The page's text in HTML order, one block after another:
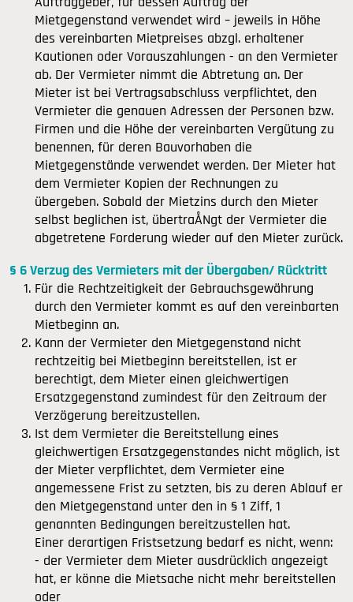
Mietgegenstand verwendet wird – jeweils in Höhe
des vereinbarten Mietpreises abzgl. erhaltener
Kautionen oder Vorauszahlungen - an den Vermieter
ab. Der Vermieter nimmt die Abtretung an. Der
Mieter ist bei Vertragsabschluss verpflichtet, den
Vermieter die genauen Adressen der Personen bzw.
Firmen und die Höhe der vereinbarten Vergütung zu
benennen, für deren Bauvorhaben die
Mietgegenstände verwendet werden. Der Mieter hat
dem Vermieter Kopien der Rechnungen zu
übergeben. Sobald der Mietzins durch den Mieter
selbst beglichen ist, übertraÅNgt der Vermieter die
abgetretene Forderung wieder auf den Mieter zurück.
§ 6 Verzug des Vermieters mit der Übergaben/ Rücktritt
Für die Rechtzeitigkeit der Gebrauchsgewährung
durch den Vermieter kommt es auf den vereinbarten
Mietbeginn an.
Kann der Vermieter den Mietgegenstand nicht
rechtzeitig bei Mietbeginn bereitstellen, ist er
berechtigt, dem Mieter einen gleichwertigen
Ersatzgegenstand zumindest für den Zeitraum der
Verzögerung bereitzustellen.
Ist dem Vermieter die Bereitstellung eines
gleichwertigen Ersatzgegenstandes nicht möglich, ist
der Mieter verpflichtet, dem Vermieter eine
angemessene Frist zu setzten, bis zu deren Ablauf er
den Mietgegenstand unter den in § 1 Ziff, 1
genannten Bedingungen bereitzustellen hat.
Einer derartigen Fristsetzung bedarf es nicht, wenn:
- der Vermieter dem Mieter ausdrücklich angezeigt
hat, er könne die Mietsache nicht mehr bereitstellen
oder